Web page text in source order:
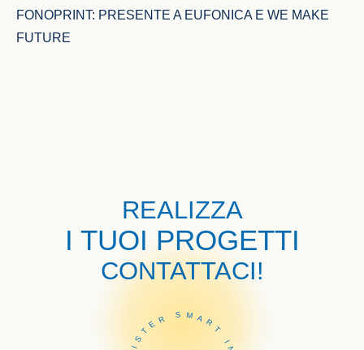
FONOPRINT: PRESENTE A EUFONICA E WE MAKE
FUTURE
REALIZZA
I TUOI PROGETTI
CONTATTACI!